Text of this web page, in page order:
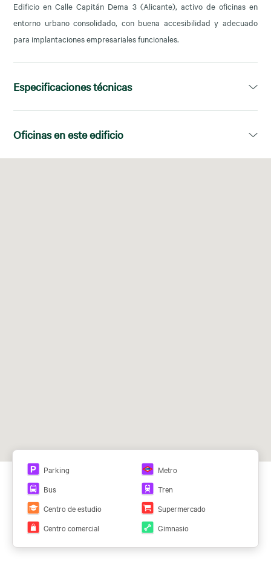
Edificio en Calle Capitán Dema 3 (Alicante), activo de oficinas en
entorno urbano consolidado, con buena accesibilidad y adecuado
para implantaciones empresariales funcionales.
Especificaciones técnicas
Oficinas en este edificio
Parking
Metro
Bus
Tren
Centro de estudio
Supermercado
Centro comercial
Gimnasio